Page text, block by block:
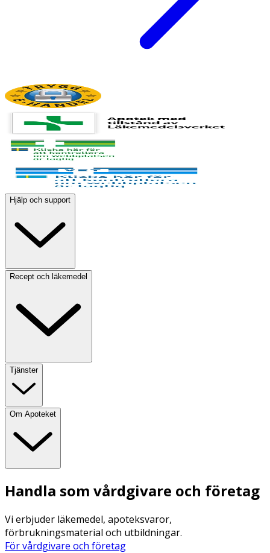
Hjälp och support
Recept och läkemedel
Tjänster
Om Apoteket
Handla som vårdgivare och företag
Vi erbjuder läkemedel, apoteksvaror,
förbrukningsmaterial och utbildningar.
För vårdgivare och företag